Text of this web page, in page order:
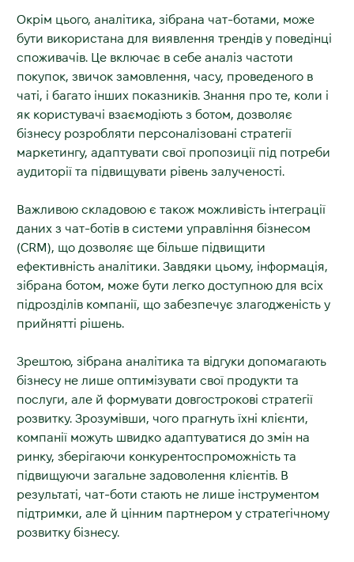
Окрім цього, аналітика, зібрана чат-ботами, може
бути використана для виявлення трендів у поведінці
споживачів. Це включає в себе аналіз частоти
покупок, звичок замовлення, часу, проведеного в
чаті, і багато інших показників. Знання про те, коли і
як користувачі взаємодіють з ботом, дозволяє
бізнесу розробляти персоналізовані стратегії
маркетингу, адаптувати свої пропозиції під потреби
аудиторії та підвищувати рівень залученості.
Важливою складовою є також можливість інтеграції
даних з чат-ботів в системи управління бізнесом
(CRM), що дозволяє ще більше підвищити
ефективність аналітики. Завдяки цьому, інформація,
зібрана ботом, може бути легко доступною для всіх
підрозділів компанії, що забезпечує злагодженість у
прийнятті рішень.
Зрештою, зібрана аналітика та відгуки допомагають
бізнесу не лише оптимізувати свої продукти та
послуги, але й формувати довгострокові стратегії
розвитку. Зрозумівши, чого прагнуть їхні клієнти,
компанії можуть швидко адаптуватися до змін на
ринку, зберігаючи конкурентоспроможність та
підвищуючи загальне задоволення клієнтів. В
результаті, чат-боти стають не лише інструментом
підтримки, але й цінним партнером у стратегічному
розвитку бізнесу.